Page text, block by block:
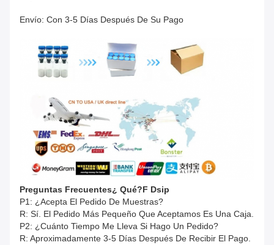
Envío: Con 3-5 Días Después De Su Pago
Preguntas Frecuentes¿ Qué?F Dsip
P1: ¿Acepta El Pedido De Muestras?
R: Sí. El Pedido Más Pequeño Que Aceptamos Es Una Caja.
P2: ¿Cuánto Tiempo Me Lleva Si Hago Un Pedido?
R: Aproximadamente 3-5 Días Después De Recibir El Pago.